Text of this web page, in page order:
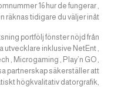
16 hur de fungerar ,
räknas tidigare du väljer inåt .
portfölj fönster nöjd från
inklusive NetEnt ,
, Microgaming , Play’n GO ,
partnerskap säkerställer att
högkvalitativ datorgrafik,